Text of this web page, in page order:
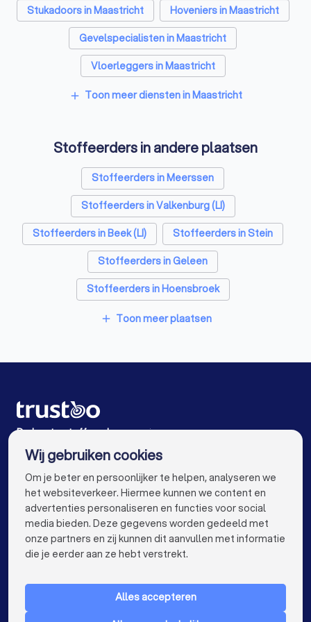
Stukadoors in Maastricht
Hoveniers in Maastricht
Gevelspecialisten in Maastricht
Vloerleggers in Maastricht
Elektriciens in Maastricht
Ongediertebestrijders in Maastricht
Architecten in Maastricht
Zonwering specialisten in Maastricht
Badkamer installateurs in Maastricht
Traprenovatie bedrijven in Maastricht
Schoorsteenvegers in Maastricht
Hekwerkspecialisten in Maastricht
add Toon meer diensten in Maastricht
Stoffeerders in andere plaatsen
Stoffeerders in Meerssen
Stoffeerders in Valkenburg (LI)
Stoffeerders in Beek (LI)
Stoffeerders in Stein
Stoffeerders in Geleen
Stoffeerders in Hoensbroek
Stoffeerders in Sittard
Stoffeerders in Heerlen
Stoffeerders in Rotterdam
Stoffeerders in Den Haag
Stoffeerders in Eindhoven
Stoffeerders in Tilburg
Stoffeerders in Groningen
Stoffeerders in Almere
Stoffeerders in Breda
Stoffeerders in Nijmegen
Stoffeerders in Arnhem
add Toon meer plaatsen
De beste stoffeerders voor jou
VOOR PARTICULIEREN keyboard_arrow_down
Wij gebruiken cookies
Om je beter en persoonlijker te helpen, analyseren we
het websiteverkeer. Hiermee kunnen we content en
advertenties personaliseren en functies voor social
media bieden. Deze gegevens worden gedeeld met
onze partners en zij kunnen dit aanvullen met informatie
die je eerder aan ze hebt verstrekt.
Alles accepteren